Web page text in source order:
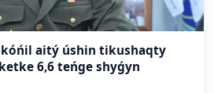
kóńil aitý úshin tikushaqty
6,6 teńge shyǵyn